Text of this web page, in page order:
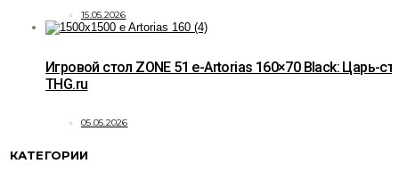
15.05.2026
Игровой стол ZONE 51 e-Artorias 160×70 Black: Царь-
THG.ru
05.05.2026
КАТЕГОРИИ